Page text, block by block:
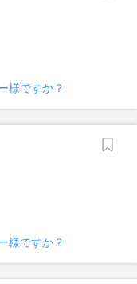
様ですか？
様ですか？